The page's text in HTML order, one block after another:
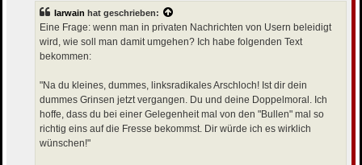
a
g
Iarwain hat geschrieben:
Eine Frage: wenn man in privaten Nachrichten von Usern beleidigt
wird, wie soll man damit umgehen? Ich habe folgenden Text
bekommen:
"Na du kleines, dummes, linksradikales Arschloch! Ist dir dein
dummes Grinsen jetzt vergangen. Du und deine Doppelmoral. Ich
hoffe, dass du bei einer Gelegenheit mal von den "Bullen" mal so
richtig eins auf die Fresse bekommst. Dir würde ich es wirklich
wünschen!"